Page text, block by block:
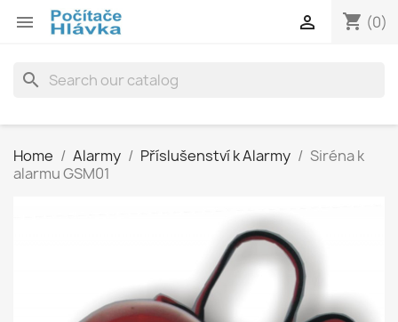
 shopping_cart (0)

search
Home Alarmy Příslušenství k Alarmy
Siréna k
alarmu GSM01